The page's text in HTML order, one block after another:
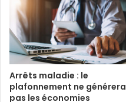
Arrêts maladie : le
plafonnement ne générera
pas les économies